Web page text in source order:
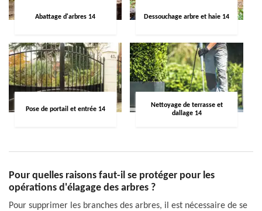
Abattage d'arbres 14 Dessouchage arbre et haie 14
Pose de portail et entrée 14
Nettoyage de terrasse et
dallage 14
Pour quelles raisons faut-il se protéger pour les
opérations d'élagage des arbres ?
Pour supprimer les branches des arbres, il est nécessaire de se